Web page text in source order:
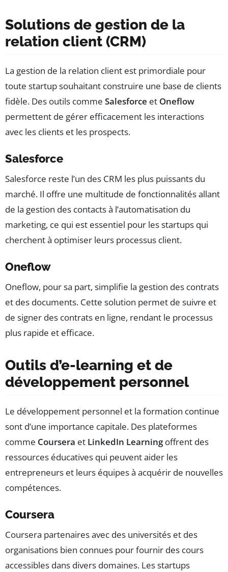
Solutions de gestion de la
relation client (CRM)
La gestion de la relation client est primordiale pour
toute startup souhaitant construire une base de clients
fidèle. Des outils comme Salesforce et Oneflow
permettent de gérer efficacement les interactions
avec les clients et les prospects.
Salesforce
Salesforce reste l’un des CRM les plus puissants du
marché. Il offre une multitude de fonctionnalités allant
de la gestion des contacts à l’automatisation du
marketing, ce qui est essentiel pour les startups qui
cherchent à optimiser leurs processus client.
Oneflow
Oneflow, pour sa part, simplifie la gestion des contrats
et des documents. Cette solution permet de suivre et
de signer des contrats en ligne, rendant le processus
plus rapide et efficace.
Outils d’e-learning et de
développement personnel
Le développement personnel et la formation continue
sont d’une importance capitale. Des plateformes
comme Coursera et LinkedIn Learningoffrent des
ressources éducatives qui peuvent aider les
entrepreneurs et leurs équipes à acquérir de nouvelles
compétences.
Coursera
Coursera partenaires avec des universités et des
organisations bien connues pour fournir des cours
accessibles dans divers domaines. Les startups